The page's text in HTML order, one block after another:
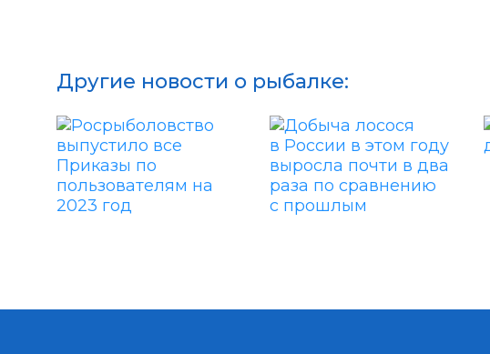
Другие новости о рыбалке: